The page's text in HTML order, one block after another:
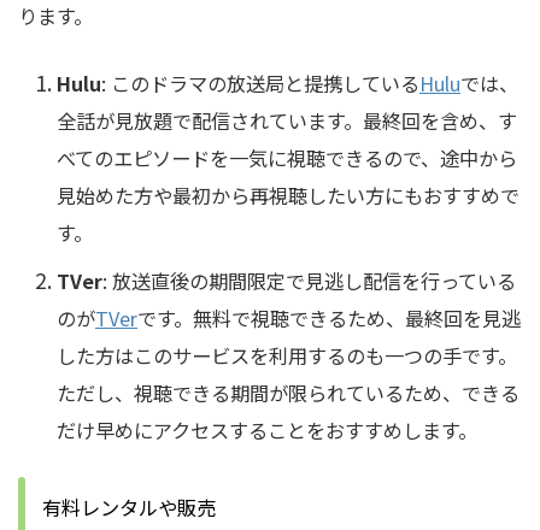
ります。
Hulu: このドラマの放送局と提携しているHuluでは、
全話が見放題で配信されています。最終回を含め、す
べてのエピソードを一気に視聴できるので、途中から
見始めた方や最初から再視聴したい方にもおすすめで
す。
TVer: 放送直後の期間限定で見逃し配信を行っている
のがTVerです。無料で視聴できるため、最終回を見逃
した方はこのサービスを利用するのも一つの手です。
ただし、視聴できる期間が限られているため、できる
だけ早めにアクセスすることをおすすめします。
有料レンタルや販売